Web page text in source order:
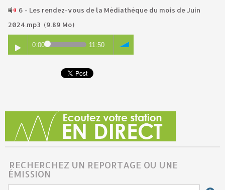
6 - Les rendez-vous de la Médiathèque du mois de Juin
2024.mp3 (9.89 Mo)
0:00 11:50
RECHERCHEZ UN REPORTAGE OU UNE
ÉMISSION